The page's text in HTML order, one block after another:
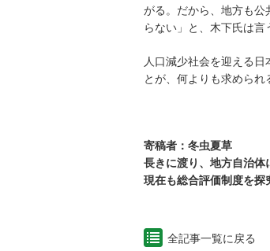
がる。だから、地方も公
らない」と、木下氏は言
人口減少社会を迎える
とが、何よりも求められ
寄稿者：冬虫夏草
長きに渡り、地方自治体
現在も総合評価制度を探
全記事一覧に戻る